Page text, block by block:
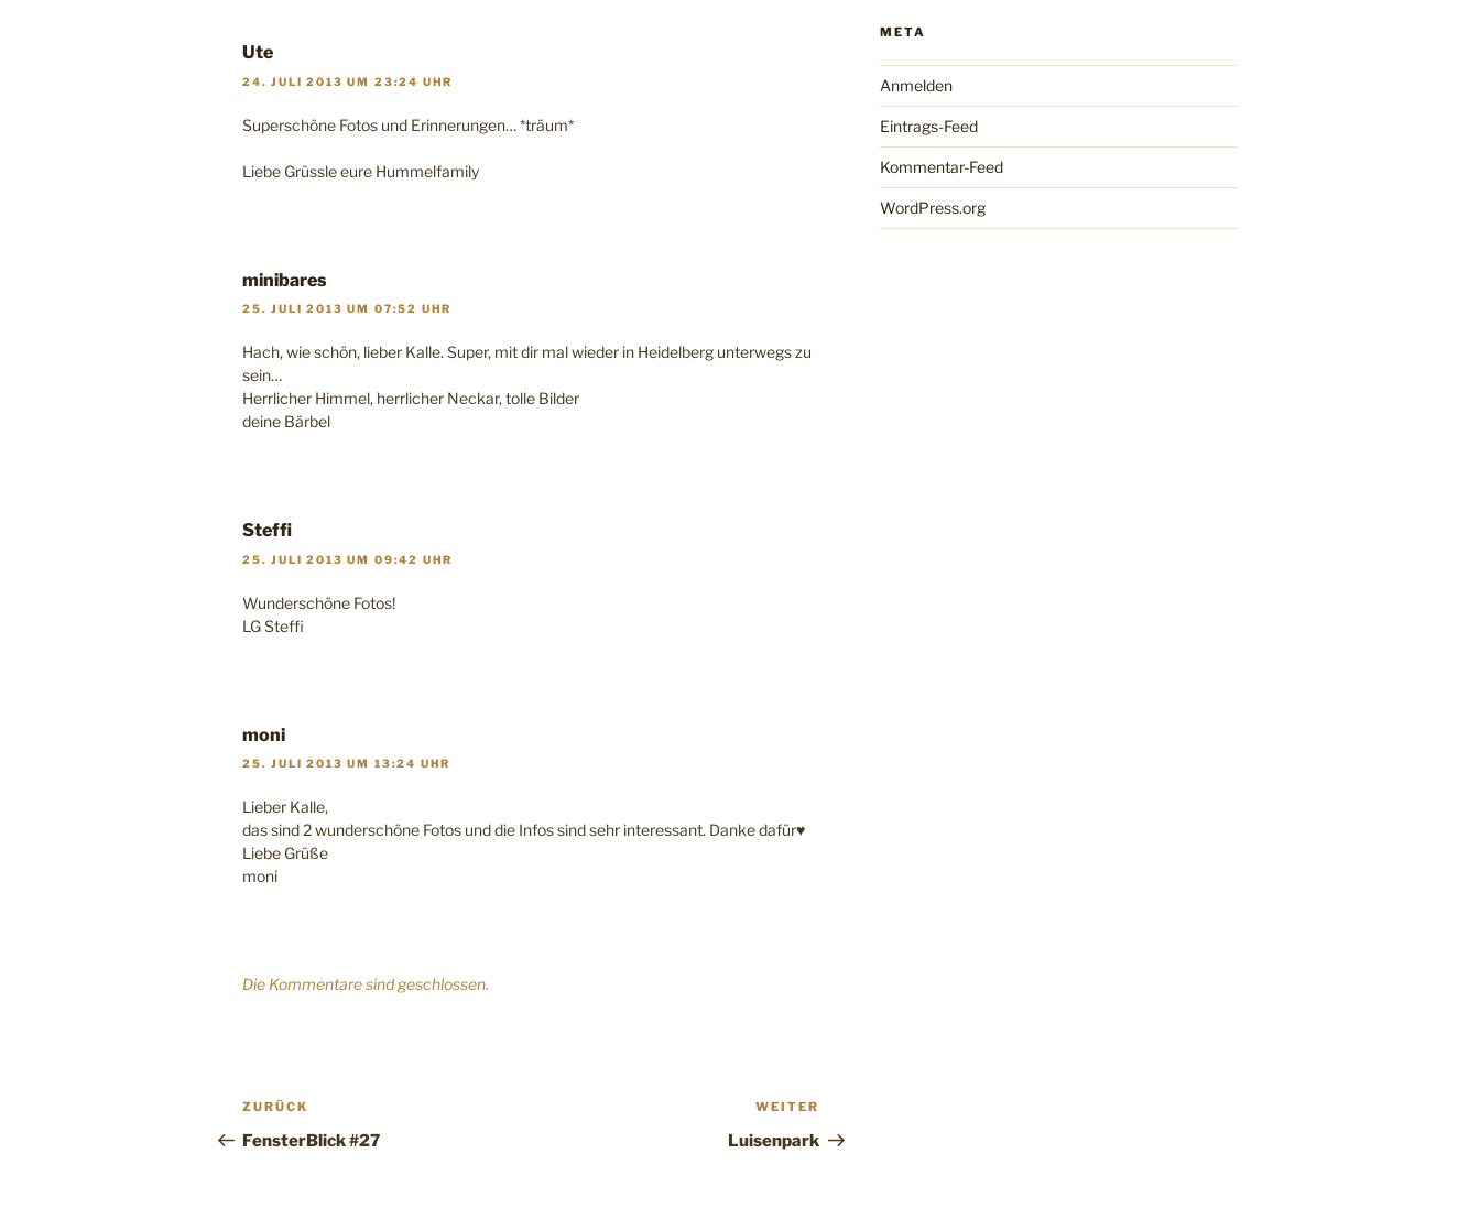
Ute
24. JULI 2013 UM 23:24 UHR
Superschöne Fotos und Erinnerungen… *träum*
Liebe Grüssle eure Hummelfamily
minibares
25. JULI 2013 UM 07:52 UHR
Hach, wie schön, lieber Kalle. Super, mit dir mal wieder in Heidelberg unterwegs zu
sein…
Herrlicher Himmel, herrlicher Neckar, tolle Bilder
deine Bärbel
Steffi
25. JULI 2013 UM 09:42 UHR
Wunderschöne Fotos!
LG Steffi
moni
25. JULI 2013 UM 13:24 UHR
Lieber Kalle,
das sind 2 wunderschöne Fotos und die Infos sind sehr interessant. Danke dafür♥
Liebe Grüße
moni
Die Kommentare sind geschlossen.
Beitragsnavigation
Vorheriger
Beitrag
ZURÜCK
FensterBlick #27
Beitrag
WEITER
Luisenpark
META
Anmelden
Eintrags-Feed
Kommentar-Feed
WordPress.org